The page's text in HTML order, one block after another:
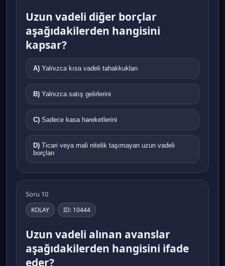
Uzun vadeli diğer borçlar
aşağıdakilerden hangisini
kapsar?
A) Yalnızca kısa vadeli tahakkukları
B) Yalnızca satış gelirlerini
C) Sadece kasa hareketlerini
D)
borçları
Soru 10
KOLAY ID: 10444
Uzun vadeli alınan avanslar
aşağıdakilerden hangisini ifade
eder?